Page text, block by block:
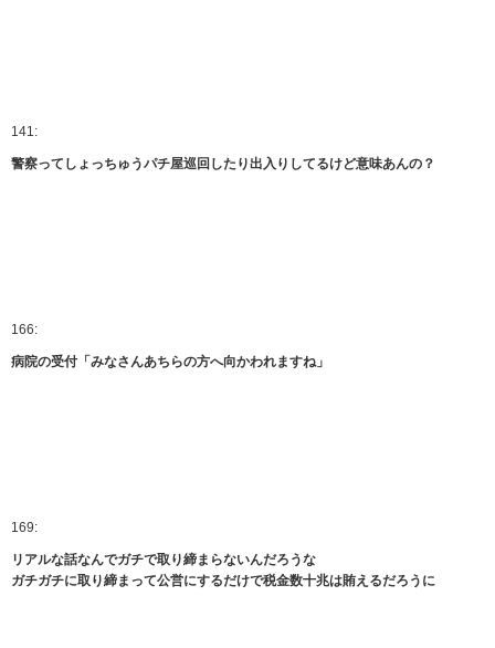
141:
警察ってしょっちゅうパチ屋巡回したり出入りしてるけど意味あんの？
166:
病院の受付「みなさんあちらの方へ向かわれますね」
169:
リアルな話なんでガチで取り締まらないんだろうな
ガチガチに取り締まって公営にするだけで税金数十兆は賄えるだろうに